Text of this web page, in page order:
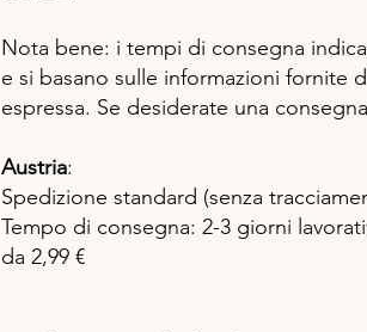
Nota bene: i tempi di consegna
e si basano sulle informazioni fornite
espressa. Se desiderate una
Austria:
Spedizione standard (senza
Tempo di consegna: 2-3 giorni
da 2,99 €